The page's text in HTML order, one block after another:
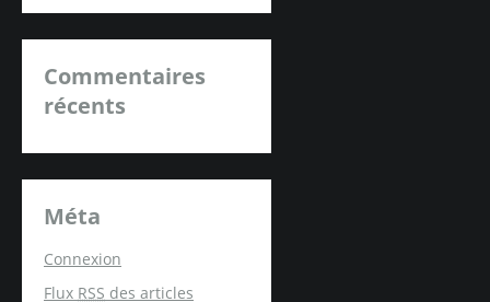
Commentaires
récents
Méta
Connexion
Flux RSS des articles